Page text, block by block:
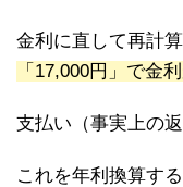
金利に直して再計算
「17,000円」で金
支払い（事実上の
これを年利換算す